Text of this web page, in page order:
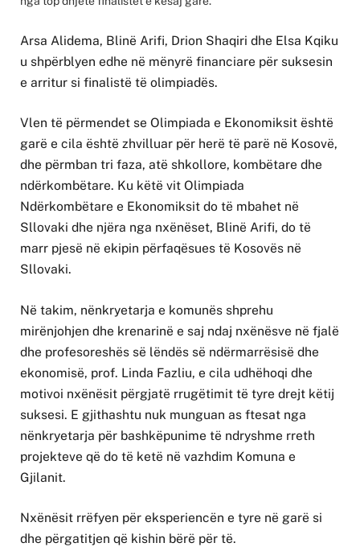
Arsa Alidema, Blinë Arifi, Drion Shaqiri dhe Elsa Kqiku
u shpërblyen edhe në mënyrë financiare për suksesin
e arritur si finalistë të olimpiadës.
Vlen të përmendet se Olimpiada e Ekonomiksit është
garë e cila është zhvilluar për herë të parë në Kosovë,
dhe përmban tri faza, atë shkollore, kombëtare dhe
ndërkombëtare. Ku këtë vit Olimpiada
Ndërkombëtare e Ekonomiksit do të mbahet në
Sllovaki dhe njëra nga nxënëset, Blinë Arifi, do të
marr pjesë në ekipin përfaqësues të Kosovës në
Sllovaki.
Në takim, nënkryetarja e komunës shprehu
mirënjohjen dhe krenarinë e saj ndaj nxënësve në fjalë
dhe profesoreshës së lëndës së ndërmarrësisë dhe
ekonomisë, prof. Linda Fazliu, e cila udhëhoqi dhe
motivoi nxënësit përgjatë rrugëtimit të tyre drejt këtij
suksesi. E gjithashtu nuk munguan as ftesat nga
nënkryetarja për bashkëpunime të ndryshme rreth
projekteve që do të ketë në vazhdim Komuna e
Gjilanit.
Nxënësit rrëfyen për eksperiencën e tyre në garë si
dhe përgatitjen që kishin bërë për të.